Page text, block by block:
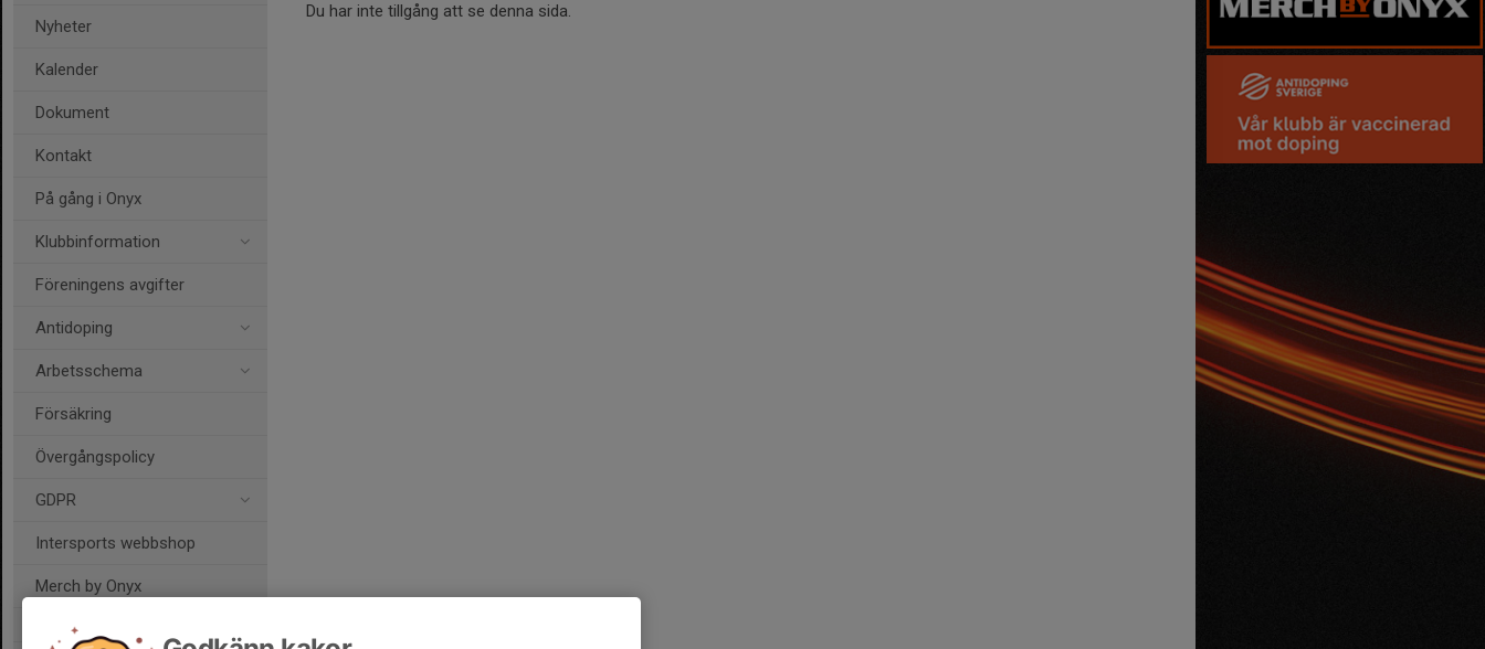
Nyheter
Kalender
Dokument
Kontakt
På gång i Onyx
Klubbinformation
Föreningens avgifter
Antidoping
Arbetsschema
Försäkring
Övergångspolicy
GDPR
Intersports webbshop
Merch by Onyx
Du har inte tillgång att se denna sida.